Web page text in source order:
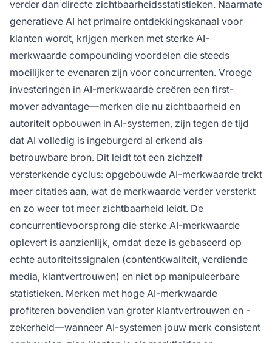
verder dan directe zichtbaarheidsstatistieken. Naarmate
generatieve AI het primaire ontdekkingskanaal voor
klanten wordt, krijgen merken met sterke AI-
merkwaarde compounding voordelen die steeds
moeilijker te evenaren zijn voor concurrenten. Vroege
investeringen in AI-merkwaarde creëren een first-
mover advantage—merken die nu zichtbaarheid en
autoriteit opbouwen in AI-systemen, zijn tegen de tijd
dat AI volledig is ingeburgerd al erkend als
betrouwbare bron. Dit leidt tot een zichzelf
versterkende cyclus: opgebouwde AI-merkwaarde trekt
meer citaties aan, wat de merkwaarde verder versterkt
en zo weer tot meer zichtbaarheid leidt. De
concurrentievoorsprong die sterke AI-merkwaarde
oplevert is aanzienlijk, omdat deze is gebaseerd op
echte autoriteitssignalen (contentkwaliteit, verdiende
media, klantvertrouwen) en niet op manipuleerbare
statistieken. Merken met hoge AI-merkwaarde
profiteren bovendien van groter klantvertrouwen en -
zekerheid—wanneer AI-systemen jouw merk consistent